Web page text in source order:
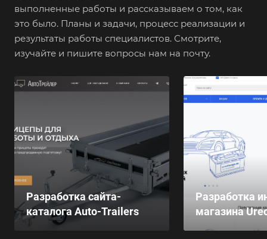
выполненные работы и рассказываем о том, как
это было. Планы и задачи, процесс реализации и
результаты работы специалистов. Смотрите,
изучайте и пишите вопросы нам на почту.
Разработка сайта-
каталога Auto-Trailers
Разработка
магазина